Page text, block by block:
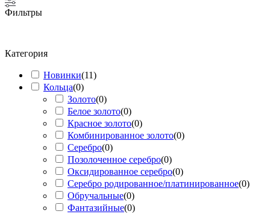
Фильтры
Категория
Новинки(11)
Кольца(0)
Золото(0)
Белое золото(0)
Красное золото(0)
Комбинированное золото(0)
Серебро(0)
Позолоченное серебро(0)
Оксидированное серебро(0)
Серебро родированное/платинированное(0)
Обручальные(0)
Фантазийные(0)